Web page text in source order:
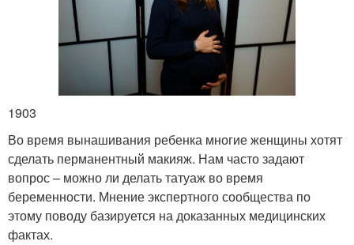
1903
Во время вынашивания ребенка многие женщины хотят
сделать перманентный макияж. Нам часто задают
вопрос – можно ли делать татуаж во время
беременности. Мнение экспертного сообщества по
этому поводу базируется на доказанных медицинских
фактах.